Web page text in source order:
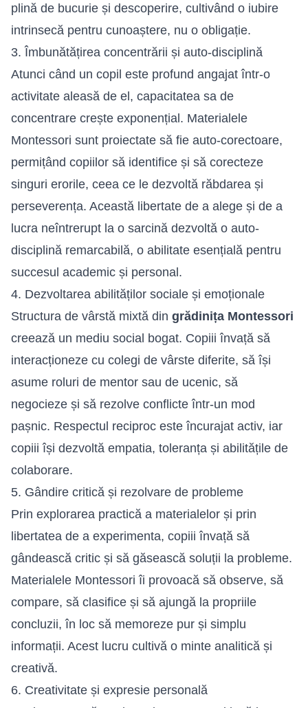
plină de bucurie și descoperire, cultivând o iubire
intrinsecă pentru cunoaștere, nu o obligație.
3. Îmbunătățirea concentrării și auto-disciplină
Atunci când un copil este profund angajat într-o
activitate aleasă de el, capacitatea sa de
concentrare crește exponențial. Materialele
Montessori sunt proiectate să fie auto-corectoare,
permițând copiilor să identifice și să corecteze
singuri erorile, ceea ce le dezvoltă răbdarea și
perseverența. Această libertate de a alege și de a
lucra neîntrerupt la o sarcină dezvoltă o auto-
disciplină remarcabilă, o abilitate esențială pentru
succesul academic și personal.
4. Dezvoltarea abilităților sociale și emoționale
Structura de vârstă mixtă din grădinița Montessori
creează un mediu social bogat. Copiii învață să
interacționeze cu colegi de vârste diferite, să își
asume roluri de mentor sau de ucenic, să
negocieze și să rezolve conflicte într-un mod
pașnic. Respectul reciproc este încurajat activ, iar
copiii își dezvoltă empatia, toleranța și abilitățile de
colaborare.
5. Gândire critică și rezolvare de probleme
Prin explorarea practică a materialelor și prin
libertatea de a experimenta, copiii învață să
gândească critic și să găsească soluții la probleme.
Materialele Montessori îi provoacă să observe, să
compare, să clasifice și să ajungă la propriile
concluzii, în loc să memoreze pur și simplu
informații. Acest lucru cultivă o minte analitică și
creativă.
6. Creativitate și expresie personală